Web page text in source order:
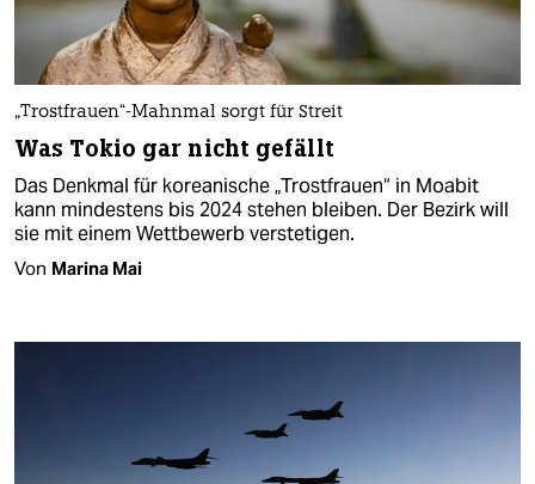
„Trostfrauen“-Mahnmal sorgt für Streit
Was Tokio gar nicht gefällt
Das Denkmal für koreanische „Trostfrauen“ in Moabit
kann mindestens bis 2024 stehen bleiben. Der Bezirk will
sie mit einem Wettbewerb verstetigen.
Von Marina Mai